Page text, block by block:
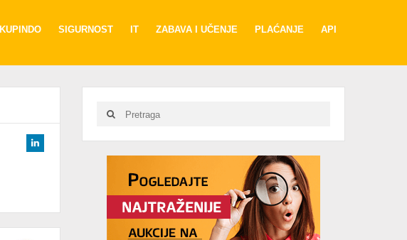
KUPINDO SIGURNOST IT ZABAVA I UČENJE PLAĆANJE API
Connect
on
for:
Search